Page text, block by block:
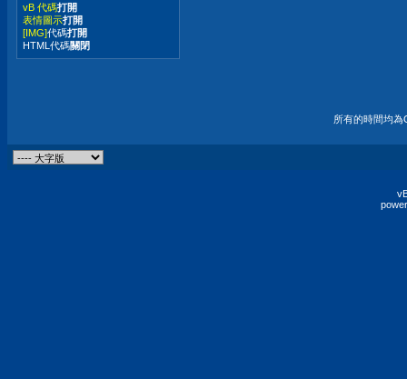
vB 代碼打開
表情圖示打開
[IMG]代碼打開
HTML代碼關閉
所有的時間均為